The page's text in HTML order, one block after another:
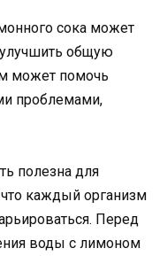
сока может
общую
может помочь
проблемами,
полезна для
каждый организм
Перед
воды с лимоном